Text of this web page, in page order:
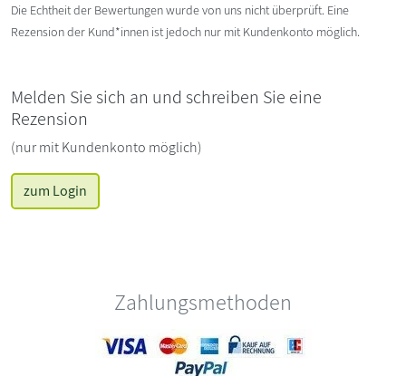
Die Echtheit der Bewertungen wurde von uns nicht überprüft. Eine
Rezension der Kund*innen ist jedoch nur mit Kundenkonto möglich.
Melden Sie sich an und schreiben Sie eine
Rezension
(nur mit Kundenkonto möglich)
zum Login
Zahlungsmethoden